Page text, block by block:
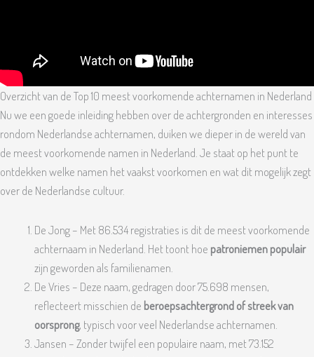
Overzicht van de Top 10 meest voorkomende achternamen in Nederland
Nu we een goede inleiding hebben over de achtergronden en interesses
rondom Nederlandse achternamen, duiken we dieper in de wereld van
de meest voorkomende namen in Nederland. Je staat op het punt te
ontdekken welke namen het vaakst voorkomen en wat dit mogelijk zegt
over de Nederlandse cultuur.
De Jong – Met 86.534 registraties is dit de meest voorkomende
achternaam in Nederland. Het toont hoe patroniemen populair
zijn geworden als familienamen.
De Vries – Deze naam, gedragen door 75.698 mensen,
reflecteert misschien de beroepsachtergrond of streek van
oorsprong, typisch voor veel Nederlandse achternamen.
Jansen – Zonder twijfel een populaire naam, met 73.152